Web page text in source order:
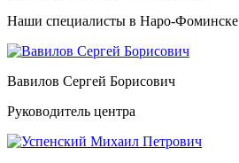
Наши специалисты в Наро-Фоминске
Вавилов Сергей Борисович
Руководитель центра